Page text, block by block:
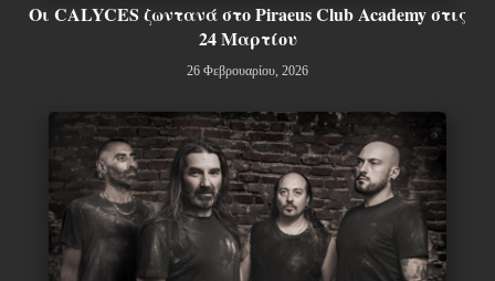
Οι CALYCES ζωντανά στο Piraeus Club Academy στις
24 Μαρτίου
26 Φεβρουαρίου, 2026